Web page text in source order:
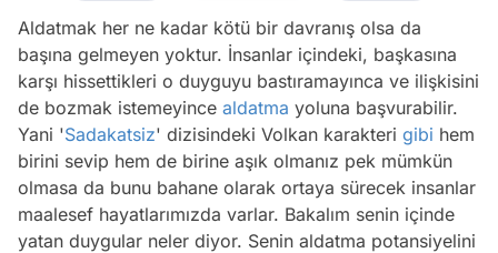
Aldatmak her ne kadar kötü bir davranış olsa da
başına gelmeyen yoktur. İnsanlar içindeki, başkasına
karşı hissettikleri o duyguyu bastıramayınca ve ilişkisini
de bozmak istemeyince aldatma yoluna başvurabilir.
Yani 'Sadakatsiz' dizisindeki Volkan karakteri gibi hem
birini sevip hem de birine aşık olmanız pek mümkün
olmasa da bunu bahane olarak ortaya sürecek insanlar
maalesef hayatlarımızda varlar. Bakalım senin içinde
yatan duygular neler diyor. Senin aldatma potansiyelini